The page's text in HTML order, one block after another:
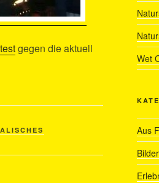
gegen die aktuell
Wet
Aus
Bilder